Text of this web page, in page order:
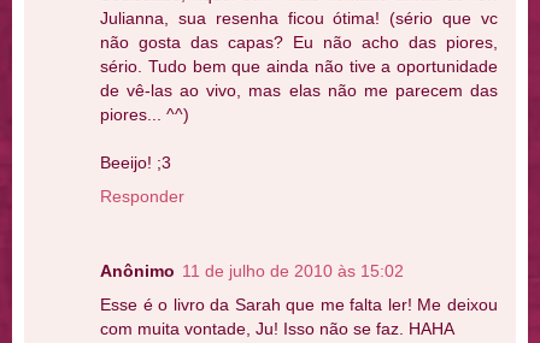
Julianna, sua resenha ficou ótima! (sério que vc
não gosta das capas? Eu não acho das piores,
sério. Tudo bem que ainda não tive a oportunidade
de vê-las ao vivo, mas elas não me parecem das
piores... ^^)
Beeijo! ;3
Responder
Anônimo 11 de julho de 2010 às 15:02
Esse é o livro da Sarah que me falta ler! Me deixou
com muita vontade, Ju! Isso não se faz. HAHA